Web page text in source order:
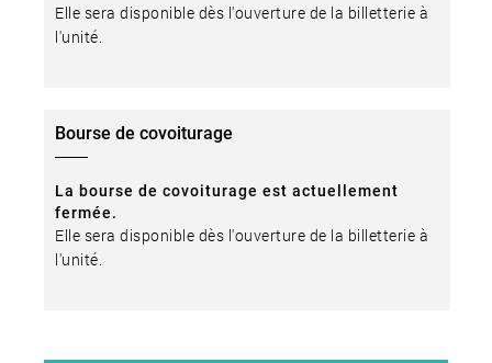
Elle sera disponible dès l'ouverture de la billetterie à
l'unité.
Bourse de covoiturage
La bourse de covoiturage est actuellement
fermée.
Elle sera disponible dès l'ouverture de la billetterie à
l'unité.